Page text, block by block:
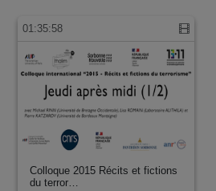
01:35:58
Colloque 2015 Récits et fictions
du terror…